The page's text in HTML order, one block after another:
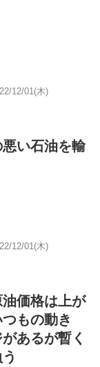
12/01(木)
い石油を輸
12/01(木)
価格は上が
もの動き
あるが暫く